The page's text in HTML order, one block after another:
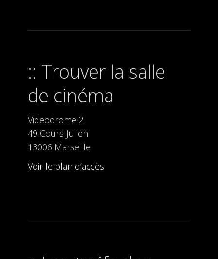
Trouver la salle
de cinéma
Videodrome 2
49 Cours Julien
13006 Marseille
Voir le plan d’accès